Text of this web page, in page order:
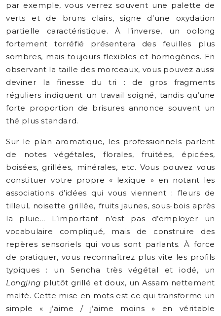
par exemple, vous verrez souvent une palette de
verts et de bruns clairs, signe d’une oxydation
partielle caractéristique. À l’inverse, un oolong
fortement torréfié présentera des feuilles plus
sombres, mais toujours flexibles et homogènes. En
observant la taille des morceaux, vous pouvez aussi
deviner la finesse du tri : de gros fragments
réguliers indiquent un travail soigné, tandis qu’une
forte proportion de brisures annonce souvent un
thé plus standard.
Sur le plan aromatique, les professionnels parlent
de notes végétales, florales, fruitées, épicées,
boisées, grillées, minérales, etc. Vous pouvez vous
constituer votre propre « lexique » en notant les
associations d’idées qui vous viennent : fleurs de
tilleul, noisette grillée, fruits jaunes, sous-bois après
la pluie… L’important n’est pas d’employer un
vocabulaire compliqué, mais de construire des
repères sensoriels qui vous sont parlants. À force
de pratiquer, vous reconnaîtrez plus vite les profils
typiques : un Sencha très végétal et iodé, un
Longjing plutôt grillé et doux, un Assam nettement
malté. Cette mise en mots est ce qui transforme un
simple « j’aime / j’aime moins » en véritable